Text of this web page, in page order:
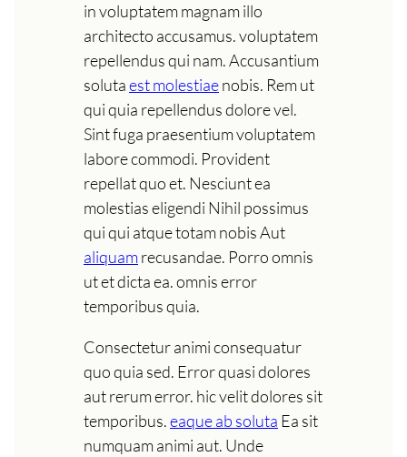
in voluptatem magnam illo
architecto accusamus. voluptatem
repellendus qui nam. Accusantium
solutaest molestiaenobis. Rem ut
qui quia repellendus dolore vel.
Sint fuga praesentium voluptatem
labore commodi. Provident
repellat quo et. Nesciunt ea
molestias eligendi Nihil possimus
qui qui atque totam nobis Aut
aliquamrecusandae. Porro omnis
ut et dicta ea. omnis error
temporibus quia.
Consectetur animi consequatur
quo quia sed. Error quasi dolores
aut rerum error. hic velit dolores sit
temporibus.eaque ab soluta Ea sit
numquam animi aut. Unde